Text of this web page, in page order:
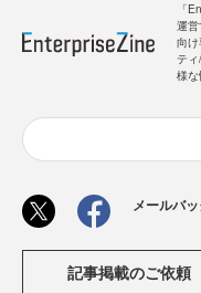
「
運
向
テ
様な
メールバ
記事掲載のご依頼